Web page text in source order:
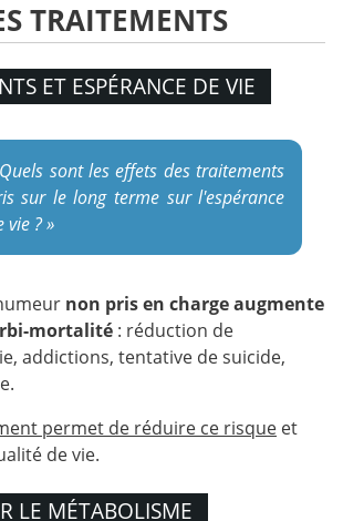
TRAITEMENTS
ET ESPÉRANCE DE VIE
sont les effets des traitements
sur le long terme sur l'espérance
vie ? »
non pris en charge augmente
mortalité : réduction de
addictions, tentative de suicide,
permet de réduire ce risque et
de vie.
LE MÉTABOLISME